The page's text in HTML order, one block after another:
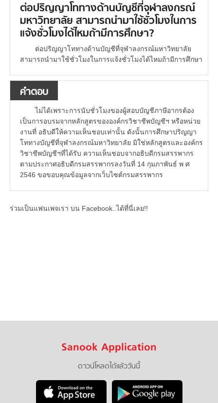
ต่อปริญญาโททางด้านบัญชีที่จุฬาลงกรณ์
มหาวิทยาลัย สามารถนำมาใช้ชั่วโมงในการ
แจ้งชั่วโมงได้ไหมถ้ามีการศึกษา?
ต่อปริญญาโททางด้านบัญชีที่จุฬาลงกรณ์มหาวิทยาลัย
สามารถนำมาใช้ชั่วโมงในการแจ้งชั่วโมงได้ไหมถ้ามีการศึกษา
คำตอบ
ไม่ได้เพราะการนับชั่วโมงของผู้สอบบัญชีภาษีอากรต้อง
เป็นการอบรมจากหลักสูตรขององค์กรวิชาชีพบัญชีฯ หรือหน่วย
งานที่ อธิบดีให้ความเห็นชอบเท่านั้น ดังนั้นการศึกษาปริญญา
โททางบัญชีที่จุฬาลงกรณ์มหาวิทยาลัย มิใช่หลักสูตรและองค์กร
วิชาชีพบัญชีฯที่ได้รับ ความเห็นชอบจากอธิบดีกรมสรรพากร
ตามประกาศอธิบดีกรมสรรพากรลงวันที่ 14 กุมภาพันธ์ พ ศ
2546 ขอขอบคุณข้อมูลจากเว็บไซต์กรมสรรพากร
ร่วมเป็นแฟนเพจเรา บน Facebook..ได้ที่นี่เลย!!
Sanook Application
ดาวน์โหลดได้แล้ววันนี้